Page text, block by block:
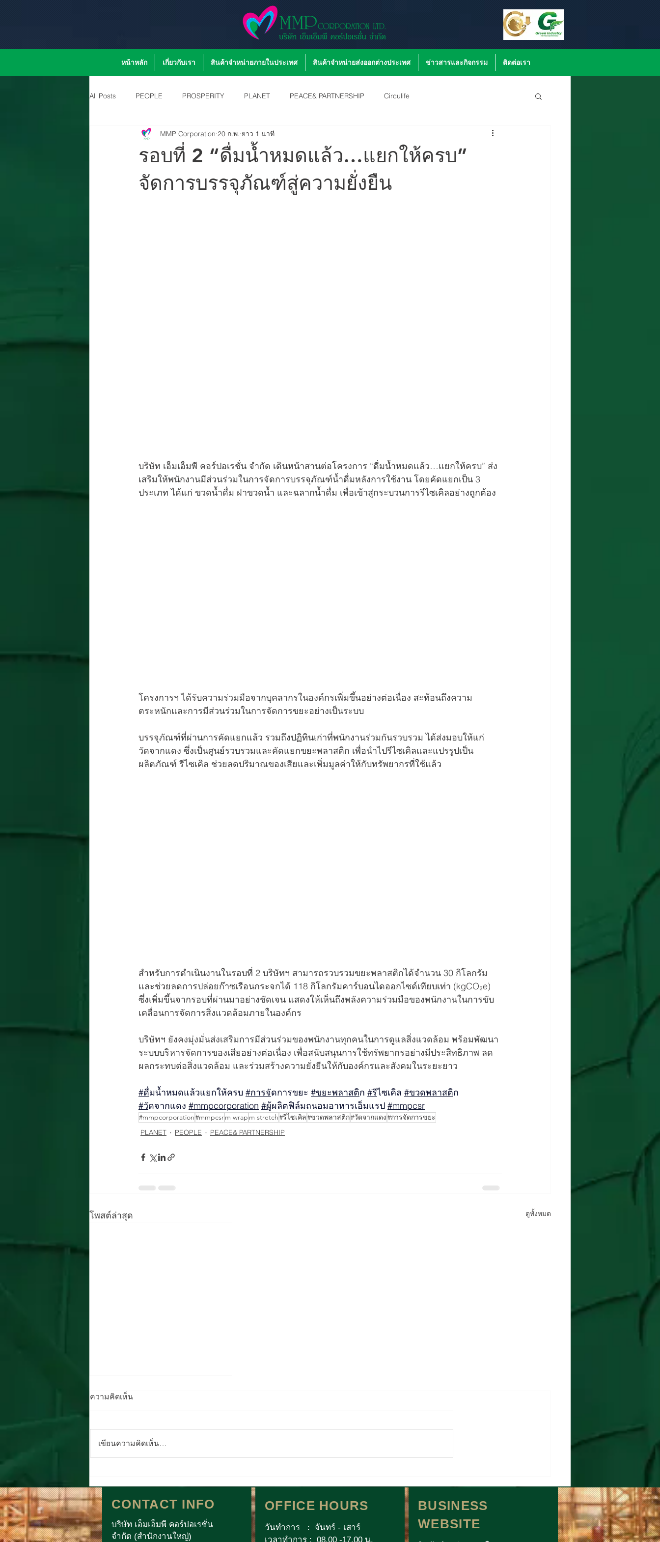
หน้าหลัก เกี่ยวกับเรา สินค้าจำหน่ายภายในประเทศ สินค้าจำหน่ายส่งออกต่างประเทศ ข่าวสารและกิจกรรม ติดต่อเรา
All Posts PEOPLE PROSPERITY PLANET PEACE& PARTNERSHIP Circulife
รอบที่ 2 “ดื่มน้ำหมดแล้ว…แยกให้ครบ”
จัดการบรรจุภัณฑ์สู่ความยั่งยืน
MMP Corporation 20 ก.พ. ยาว 1 นาที
บริษัท เอ็มเอ็มพี คอร์ปอเรชั่น จำกัด เดินหน้าสานต่อโครงการ “ดื่มน้ำหมดแล้ว…แยกให้ครบ” ส่ง
เสริมให้พนักงานมีส่วนร่วมในการจัดการบรรจุภัณฑ์น้ำดื่มหลังการใช้งาน โดยคัดแยกเป็น 3
ประเภท ได้แก่ ขวดน้ำดื่ม ฝาขวดน้ำ และฉลากน้ำดื่ม เพื่อเข้าสู่กระบวนการรีไซเคิลอย่างถูกต้อง
โครงการฯ ได้รับความร่วมมือจากบุคลากรในองค์กรเพิ่มขึ้นอย่างต่อเนื่อง สะท้อนถึงความ
ตระหนักและการมีส่วนร่วมในการจัดการขยะอย่างเป็นระบบ
บรรจุภัณฑ์ที่ผ่านการคัดแยกแล้ว รวมถึงปฏิทินเก่าที่พนักงานร่วมกันรวบรวม ได้ส่งมอบให้แก่
วัดจากแดง ซึ่งเป็นศูนย์รวบรวมและคัดแยกขยะพลาสติก เพื่อนำไปรีไซเคิลและแปรรูปเป็น
ผลิตภัณฑ์ รีไซเคิล ช่วยลดปริมาณของเสียและเพิ่มมูลค่าให้กับทรัพยากรที่ใช้แล้ว
สำหรับการดำเนินงานในรอบที่ 2 บริษัทฯ สามารถรวบรวมขยะพลาสติกได้จำนวน 30 กิโลกรัม
และช่วยลดการปล่อยก๊าซเรือนกระจกได้ 118 กิโลกรัมคาร์บอนไดออกไซด์เทียบเท่า (kgCO₂e)
ซึ่งเพิ่มขึ้นจากรอบที่ผ่านมาอย่างชัดเจน แสดงให้เห็นถึงพลังความร่วมมือของพนักงานในการขับ
เคลื่อนการจัดการสิ่งแวดล้อมภายในองค์กร
บริษัทฯ ยังคงมุ่งมั่นส่งเสริมการมีส่วนร่วมของพนักงานทุกคนในการดูแลสิ่งแวดล้อม พร้อมพัฒนา
ระบบบริหารจัดการของเสียอย่างต่อเนื่อง เพื่อสนับสนุนการใช้ทรัพยากรอย่างมีประสิทธิภาพ ลด
ผลกระทบต่อสิ่งแวดล้อม และร่วมสร้างความยั่งยืนให้กับองค์กรและสังคมในระยะยาว
#ดื่มน้ำหมดแล้วแยกให้ครบ #การจัดการขยะ #ขยะพลาสติก #รีไซเคิล #ขวดพลาสติก
#วัดจากแดง #mmpcorporation #ผู้ผลิตฟิล์มถนอมอาหารเอ็มแรป #mmpcsr
#mmpcorporation#mmpcsrm wrap m stretch#รีไซเคิล#ขวดพลาสติก#วัดจากแดง#การจัดการขยะ
PLANET
PEOPLE PEACE& PARTNERSHIP
โพสต์ล่าสุด ดูทั้งหมด
จัดการบรรจุภัณฑ์ "ดื่มน้ำหมด
แล้ว...แยกให้ครบ" สู่การ
รีไซเคิล อย่างยั่งยืน
ความคิดเห็น
เขียนความคิดเห็น…
CONTACT INFO
บริษัท เอ็มเอ็มพี คอร์ปอเรชั่น
จำกัด (สำนักงานใหญ่)
OFFICE HOURS
วันทำการ : จันทร์ - เสาร์
เวลาทำการ : 08.00 -17.00 น.
BUSINESS
WEBSITE